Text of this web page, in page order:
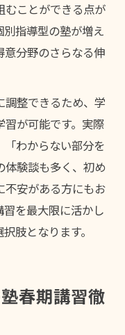
むことができる点が
指導型の塾が増え
意分野のさらなる伸
調整できるため、学
が可能です。実際
「わからない部分を
体験談も多く、初め
不安がある方にもお
を最大限に活かし
肢となります。
春期講習徹